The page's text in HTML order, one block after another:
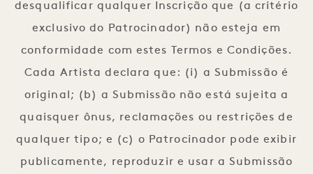
desqualificar qualquer Inscrição que (a critério
exclusivo do Patrocinador) não esteja em
conformidade com estes Termos e Condições.
Cada Artista declara que: (i) a Submissão é
original; (b) a Submissão não está sujeita a
quaisquer ônus, reclamações ou restrições de
qualquer tipo; e (c) o Patrocinador pode exibir
publicamente, reproduzir e usar a Submissão